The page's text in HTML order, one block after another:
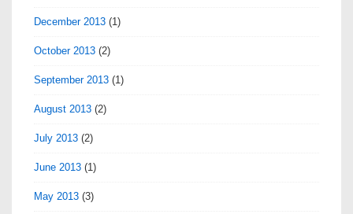
December 2013 (1)
October 2013 (2)
September 2013 (1)
August 2013 (2)
July 2013 (2)
June 2013 (1)
May 2013 (3)